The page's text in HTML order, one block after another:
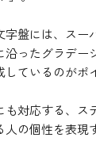
字盤には、スー
沿ったグラデー
しているのが
も対応する、ス
人の個性を表現